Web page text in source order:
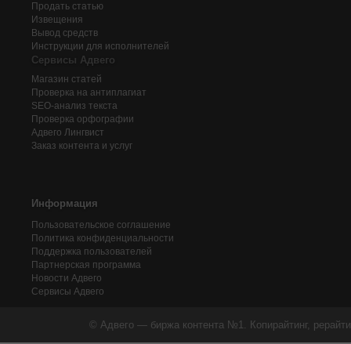
Продать статью
Извещения
Вывод средств
Инструкции для исполнителей
Сервисы Адвего
Магазин статей
Проверка на антиплагиат
SEO-анализ текста
Проверка орфографии
Адвего Лингвист
Заказ контента и услуг
Информация
Пользовательское соглашение
Политика конфиденциальности
Поддержка пользователей
Партнерская программа
Новости Адвего
Сервисы Адвего
© Адвего — биржа контента №1. Копирайтинг,